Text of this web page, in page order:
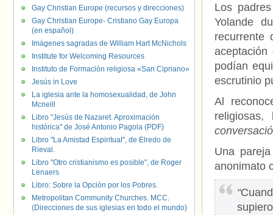
Los
Yolande
recurrente
podían
escrutinio
Al
religiosas,
Una
anonimato
“
Gay Christian Europe (recursos y direcciones)
Gay Christian Europe- Cristiano Gay Europa
(en español)
Imágenes sagradas de William Hart McNichols
Institute for Welcoming Resources
Instituto de Formación religiosa «San Cipriano»
Jesús in Love
La iglesia ante la homosexualidad, de John
Mcneill
Libro "Jesús de Nazaret. Aproximación
histórica" de José Antonio Pagola (PDF)
Libro "La Amistad Espiritual", de Elredo de
Rieval.
Libro "Otro cristianismo es posible", de Roger
Lenaers
Libro: Sobre la Opción por los Pobres.
Metropolitan Community Churches. MCC.
(Direcciones de sus iglesias en todo el mundo)